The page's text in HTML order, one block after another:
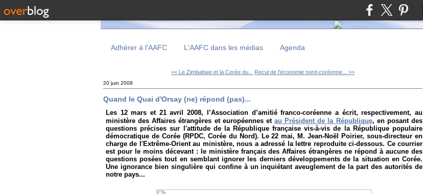
Adhérer à l'AAFC L'AAFC dans les médias Agenda
<< Le Zimbabwe et la Corée du... Recul de l'économie nord-coréenne... >>
20 juin 2008
Quand le Quai d'Orsay (ne) répond (pas)...
Les 12 mars et 21 avril 2008, l’Association d’amitié franco-coréenne a écrit, respectivement, au
ministère des Affaires étrangères et européennes et au Président de la République, en posant des
questions précises sur l'attitude de la République française vis-à-vis de la République populaire
démocratique de Corée (RPDC, Corée du Nord). Le 22 mai, M. Jean-Noël Poirier, sous-directeur en
charge de l'Extrême-Orient au ministère, nous a adressé la lettre reproduite ci-dessous. Ce courrier
est pour le moins décevant : le ministère français des Affaires étrangères ne répond à aucune des
questions posées tout en semblant ignorer les derniers développements de la situation en Corée.
Une ignorance bien singulière qui confine à un inquiétant aveuglement de la part des autorités de
notre pays...